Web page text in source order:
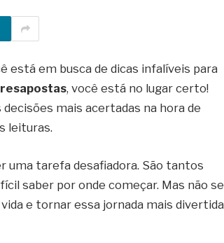
está em busca de dicas infalíveis para
, você está no lugar certo!
mais acertadas na hora de
leituras.
uma tarefa desafiadora. São tantos
saber por onde começar. Mas não se
e tornar essa jornada mais divertida